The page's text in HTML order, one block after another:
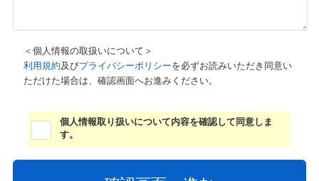
＜個人情報の取扱いについて＞
利用規約及びプライバシーポリシーを必ずお読みいただき同意い
ただけた場合は、確認画面へお進みください。
個人情報取り扱いについて内容を確認して同意しま
す。